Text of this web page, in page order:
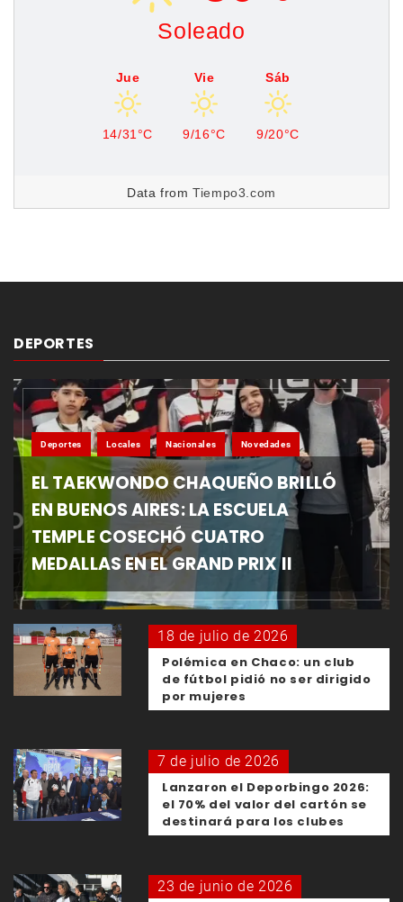
Soleado
Jue
14/31°C
Vie
9/16°C
Sáb
9/20°C
Data fromTiempo3.com
DEPORTES
Deportes Locales Nacionales Novedades
EL TAEKWONDO CHAQUEÑO BRILLÓ
EN BUENOS AIRES: LA ESCUELA
TEMPLE COSECHÓ CUATRO
MEDALLAS EN EL GRAND PRIX II
18 de julio de 2026
Polémica en Chaco: un club
de fútbol pidió no ser dirigido
por mujeres
7 de julio de 2026
Lanzaron el Deporbingo 2026:
el 70% del valor del cartón se
destinará para los clubes
23 de junio de 2026